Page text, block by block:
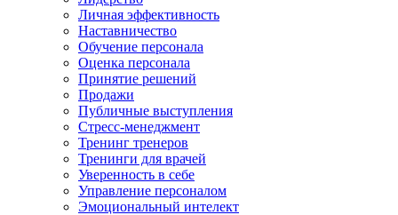
Личная эффективность
Наставничество
Обучение персонала
Оценка персонала
Принятие решений
Продажи
Публичные выступления
Стресс-менеджмент
Тренинг тренеров
Тренинги для врачей
Уверенность в себе
Управление персоналом
Эмоциональный интелект